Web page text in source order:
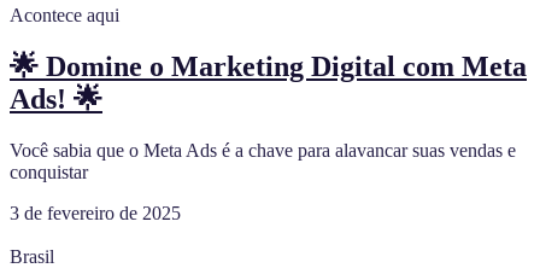
Acontece aqui
🌟 Domine o Marketing Digital com Meta
Ads! 🌟
Você sabia que o Meta Ads é a chave para alavancar suas vendas e
conquistar
3 de fevereiro de 2025
Brasil